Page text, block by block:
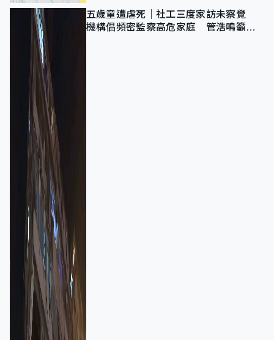
五歲童遭虐死｜社工三度家訪未察覺
機構倡頻密監察高危家庭 管浩鳴籲加